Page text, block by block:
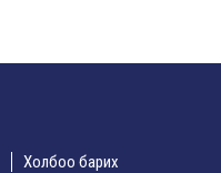
Холбоо барих